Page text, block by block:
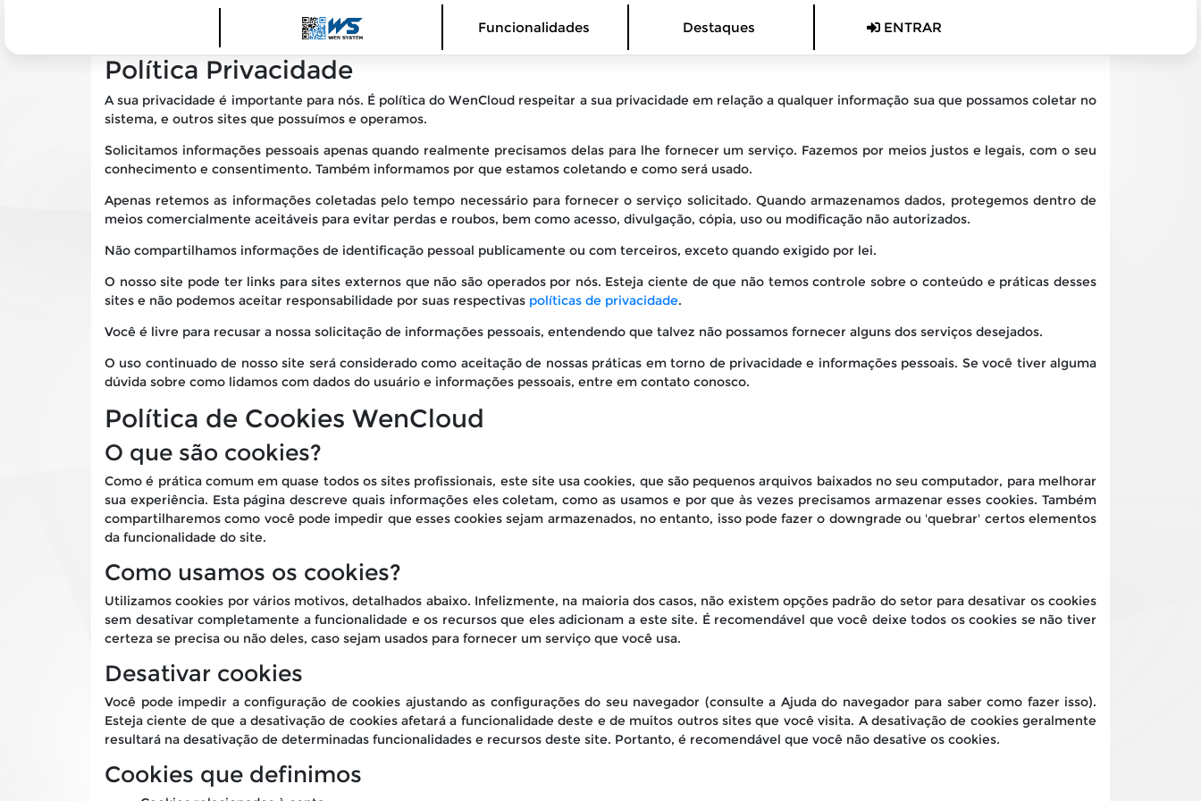
Funcionalidades Destaques ENTRAR
Política Privacidade
A sua privacidade é importante para nós. É política do WenCloud respeitar a sua privacidade em relação a qualquer informação sua que possamos coletar no
sistema, e outros sites que possuímos e operamos.
Solicitamos informações pessoais apenas quando realmente precisamos delas para lhe fornecer um serviço. Fazemos por meios justos e legais, com o seu
conhecimento e consentimento. Também informamos por que estamos coletando e como será usado.
Apenas retemos as informações coletadas pelo tempo necessário para fornecer o serviço solicitado. Quando armazenamos dados, protegemos dentro de
meios comercialmente aceitáveis ​​para evitar perdas e roubos, bem como acesso, divulgação, cópia, uso ou modificação não autorizados.
Não compartilhamos informações de identificação pessoal publicamente ou com terceiros, exceto quando exigido por lei.
O nosso site pode ter links para sites externos que não são operados por nós. Esteja ciente de que não temos controle sobre o conteúdo e práticas desses
sites e não podemos aceitar responsabilidade por suas respectivas políticas de privacidade.
Você é livre para recusar a nossa solicitação de informações pessoais, entendendo que talvez não possamos fornecer alguns dos serviços desejados.
O uso continuado de nosso site será considerado como aceitação de nossas práticas em torno de privacidade e informações pessoais. Se você tiver alguma
dúvida sobre como lidamos com dados do usuário e informações pessoais, entre em contato conosco.
Política de Cookies WenCloud
O que são cookies?
Como é prática comum em quase todos os sites profissionais, este site usa cookies, que são pequenos arquivos baixados no seu computador, para melhorar
sua experiência. Esta página descreve quais informações eles coletam, como as usamos e por que às vezes precisamos armazenar esses cookies. Também
compartilharemos como você pode impedir que esses cookies sejam armazenados, no entanto, isso pode fazer o downgrade ou 'quebrar' certos elementos
da funcionalidade do site.
Como usamos os cookies?
Utilizamos cookies por vários motivos, detalhados abaixo. Infelizmente, na maioria dos casos, não existem opções padrão do setor para desativar os cookies
sem desativar completamente a funcionalidade e os recursos que eles adicionam a este site. É recomendável que você deixe todos os cookies se não tiver
certeza se precisa ou não deles, caso sejam usados ​​para fornecer um serviço que você usa.
Desativar cookies
Você pode impedir a configuração de cookies ajustando as configurações do seu navegador (consulte a Ajuda do navegador para saber como fazer isso).
Esteja ciente de que a desativação de cookies afetará a funcionalidade deste e de muitos outros sites que você visita. A desativação de cookies geralmente
resultará na desativação de determinadas funcionalidades e recursos deste site. Portanto, é recomendável que você não desative os cookies.
Cookies que definimos